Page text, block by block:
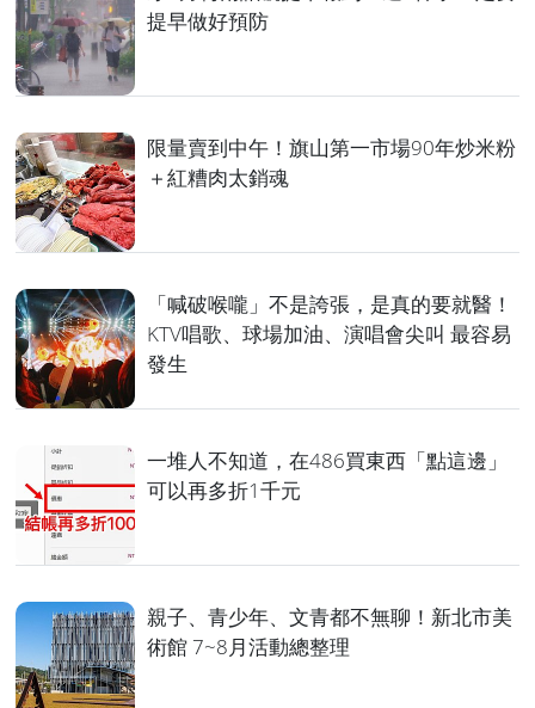
提早做好預防
限量賣到中午！旗山第一市場90年炒米粉
＋紅糟肉太銷魂
「喊破喉嚨」不是誇張，是真的要就醫！
KTV唱歌、球場加油、演唱會尖叫 最容易
發生
一堆人不知道，在486買東西「點這邊」
可以再多折1千元
親子、青少年、文青都不無聊！新北市美
術館 7~8月活動總整理